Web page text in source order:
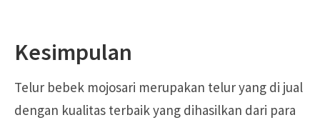
Kesimpulan
Telur bebek mojosari merupakan telur yang di jual
dengan kualitas terbaik yang dihasilkan dari para